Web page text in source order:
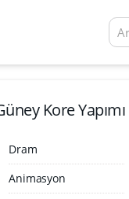
Kore
Dram
Animasyon